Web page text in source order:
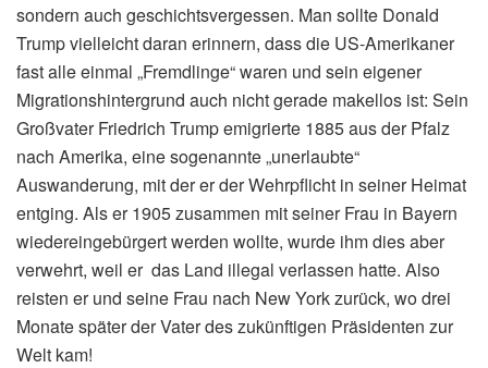
sondern auch geschichtsvergessen. Man sollte Donald
Trump vielleicht daran erinnern, dass die US-Amerikaner
fast alle einmal „Fremdlinge“ waren und sein eigener
Migrationshintergrund auch nicht gerade makellos ist: Sein
Großvater Friedrich Trump emigrierte 1885 aus der Pfalz
nach Amerika, eine sogenannte „unerlaubte“
Auswanderung, mit der er der Wehrpflicht in seiner Heimat
entging. Als er 1905 zusammen mit seiner Frau in Bayern
wiedereingebürgert werden wollte, wurde ihm dies aber
verwehrt, weil er das Land illegal verlassen hatte. Also
reisten er und seine Frau nach New York zurück, wo drei
Monate später der Vater des zukünftigen Präsidenten zur
Welt kam!